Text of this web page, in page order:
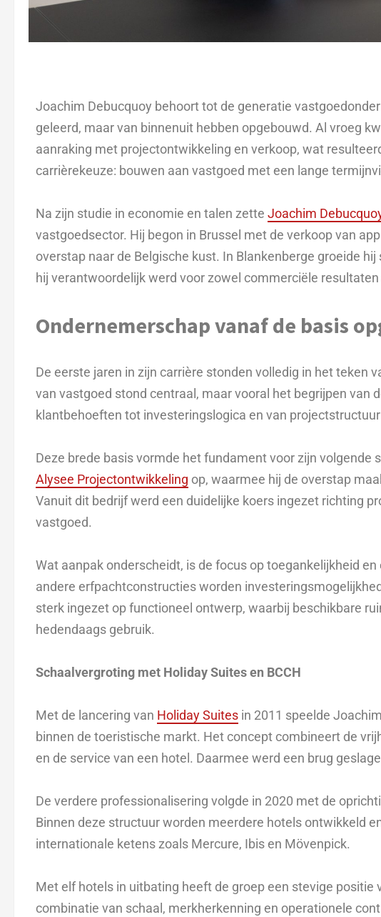
Joachim Debucquoy behoort tot de generatie
geleerd, maar van binnenuit hebben opgebouwd. Al vroeg
aanraking met projectontwikkeling en verkoop, wat
carrièrekeuze: bouwen aan vastgoed met een lange
Na zijn studie in economie en talen zette Joachim
vastgoedsector. Hij begon in Brussel met de verkoop van
overstap naar de Belgische kust. In Blankenberge groeide
hij verantwoordelijk werd voor zowel commerciële
Ondernemerschap vanaf de basis
De eerste jaren in zijn carrière stonden volledig in het teken
van vastgoed stond centraal, maar vooral het begrijpen van
klantbehoeften tot investeringslogica en van
Deze brede basis vormde het fundament voor zijn volgende
Alysee Projectontwikkeling op, waarmee hij de overstap
Vanuit dit bedrijf werd een duidelijke koers ingezet richting
vastgoed.
Wat aanpak onderscheidt, is de focus op toegankelijkheid
andere erfpachtconstructies worden
sterk ingezet op functioneel ontwerp, waarbij beschikbare
hedendaags gebruik.
Schaalvergroting met Holiday Suites en BCCH
Met de lancering van Holiday Suites in 2011 speelde
binnen de toeristische markt. Het concept combineert de
en de service van een hotel. Daarmee werd een brug
De verdere professionalisering volgde in 2020 met de
Binnen deze structuur worden meerdere hotels ontwikkeld
internationale ketens zoals Mercure, Ibis en Mövenpick.
Met elf hotels in uitbating heeft de groep een stevige positie
combinatie van schaal, merkherkenning en operationele